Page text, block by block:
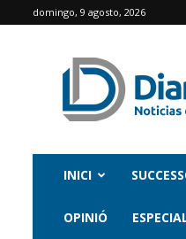
domingo, 9 agosto, 2026
INICI
OPINIÓ